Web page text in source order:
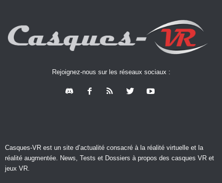
Rejoignez-nous sur les réseaux sociaux :
Casques-VR est un site d’actualité consacré à la réalité virtuelle et la
réalité augmentée. News, Tests et Dossiers à propos des casques VR et
jeux VR.